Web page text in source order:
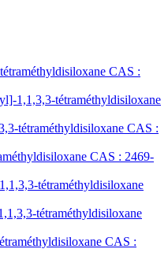
CAS :
1,1,3,3-tétraméthyldisiloxane
tétraméthyldisiloxane CAS :
CAS : 2469-
tétraméthyldisiloxane
tétraméthyldisiloxane
CAS :